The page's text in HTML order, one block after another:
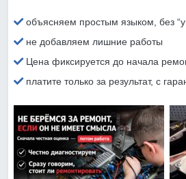
объясняем простым языком, без
не добавляем лишние работы
Цена фиксируется до начала
платите только за результат, с